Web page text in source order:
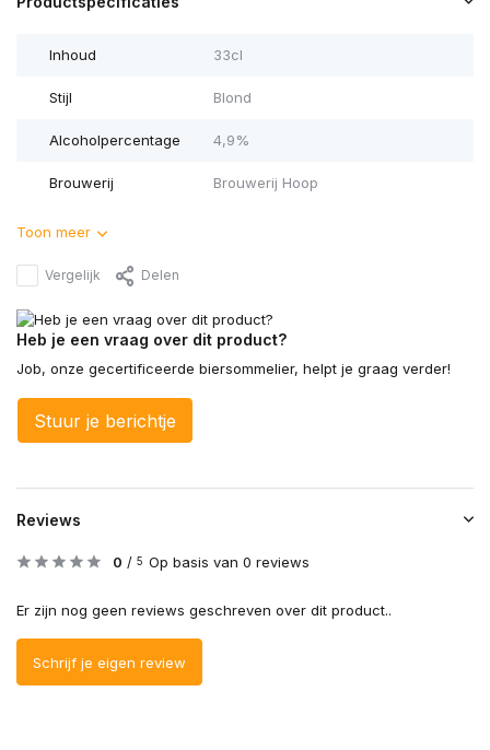
Inhoud 33cl
Stijl Blond
Alcoholpercentage 4,9%
Brouwerij Brouwerij Hoop
Toon meer
Vergelijk Delen
Heb je een vraag over dit product?
Job, onze gecertificeerde biersommelier, helpt je graag verder!
Stuur je berichtje
Reviews
0 / 5 Op basis van 0 reviews
Er zijn nog geen reviews geschreven over dit product..
Schrijf je eigen review